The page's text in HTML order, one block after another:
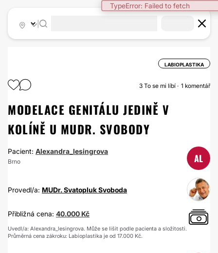
TypeError: Failed to fetch
LABIOPLASTIKA
3 To se mi líbí 1 komentář
MODELACE GENITÁLU JEDINĚ V
KOLÍNĚ U MUDR. SVOBODY
Pacient: Alexandra_lesingrova
Brno AL
Provedl/a: MUDr. Svatopluk Svoboda
Přibližná cena: 40.000 Kč
Uvedl/a: Alexandra_lesingrova. Může se lišit podle pacienta a složitosti.
Průměrná cena zákroku: Labioplastika je od 17.000 Kč.